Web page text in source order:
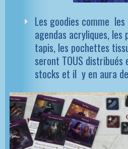
Les goodies comme
agendas acryliques,
tapis, les pochettes
seront TOUS distribués
stocks et il y en aura